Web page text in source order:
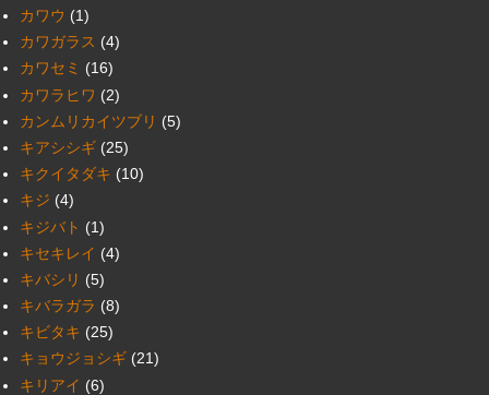
カワウ (1)
カワガラス (4)
カワセミ (16)
カワラヒワ (2)
カンムリカイツブリ (5)
キアシシギ (25)
キクイタダキ (10)
キジ (4)
キジバト (1)
キセキレイ (4)
キバシリ (5)
キバラガラ (8)
キビタキ (25)
キョウジョシギ (21)
キリアイ (6)